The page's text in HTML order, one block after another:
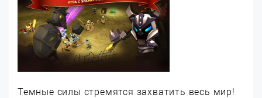
Темные силы стремятся захватить весь мир!